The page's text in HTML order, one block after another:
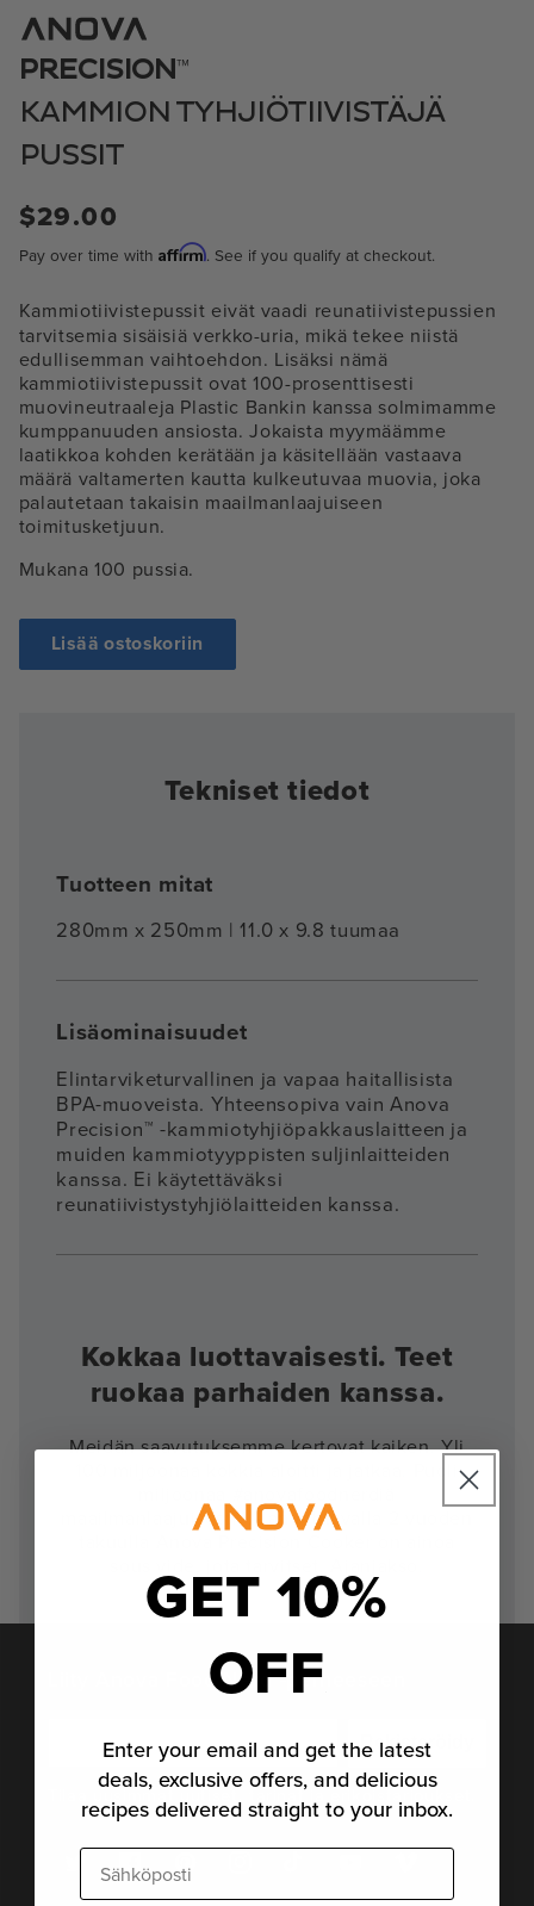
modaalissa
PRECISION™
KAMMION TYHJIÖTIIVISTÄJÄ
PUSSIT
Normaali
$29.00
Pay over time with Affirm. See if you qualify at checkout.
Kammiotiivistepussit eivät vaadi reunatiivistepussien
tarvitsemia sisäisiä verkko-uria, mikä tekee niistä
edullisemman vaihtoehdon. Lisäksi nämä
kammiotiivistepussit ovat 100-prosenttisesti
muovineutraaleja Plastic Bankin kanssa solmimamme
kumppanuuden ansiosta. Jokaista myymäämme
laatikkoa kohden kerätään ja käsitellään vastaava
määrä valtamerten kautta kulkeutuvaa muovia, joka
palautetaan takaisin maailmanlaajuiseen
toimitusketjuun.
Mukana 100 pussia.
Lisää ostoskoriin
Tekniset tiedot
Tuotteen mitat
280mm x 250mm | 11.0 x 9.8 tuumaa
Lisäominaisuudet
Elintarviketurvallinen ja vapaa haitallisista
BPA-muoveista. Yhteensopiva vain Anova
Precision™ -kammiotyhjiöpakkauslaitteen ja
muiden kammiotyyppisten suljinlaitteiden
kanssa. Ei käytettäväksi
reunatiivistystyhjiölaitteiden kanssa.
Kokkaa luottavaisesti. Teet
ruokaa parhaiden kanssa.
Meidän saavutuksemme kertovat kaiken. Yli
maailmanlaajuisesti. Alan johtavalla 2 vuoden
Liity Anova Food Nerd -perheeseen
Rekisteröidy
Tilaa uusimmat uutiset, tarinat ja erikoistarjoukset.
TwitterFacebookPinterest
GET 10%
OFF
Enter your email and get the latest
deals, exclusive offers, and delicious
recipes delivered straight to your inbox.
Sähköposti